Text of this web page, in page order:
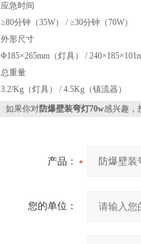
应急时间
≥80分钟（35W） / ≥30分钟（70W）
外形尺寸
Φ185×265mm（灯具） /
总重量
3.2/Kg（灯具） / 4.5Kg（镇流器）
如果你对防爆壁装弯灯70w感兴趣，
产品：
您的单位：